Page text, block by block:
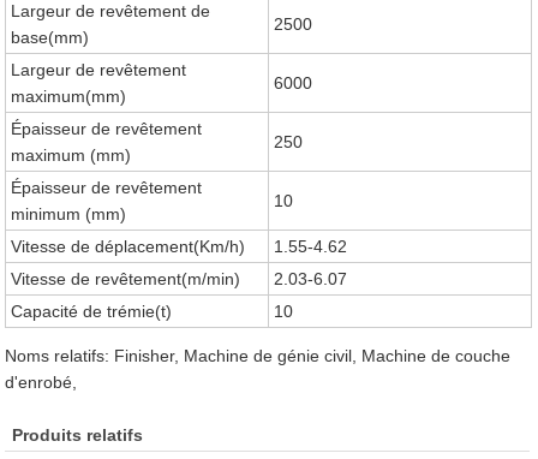
Largeur de revêtement de
base(mm)
2500
Largeur de revêtement
maximum(mm)
6000
Épaisseur de revêtement
maximum (mm)
250
Épaisseur de revêtement
minimum (mm)
10
Vitesse de déplacement(Km/h)
1.55-4.62
Vitesse de revêtement(m/min)
2.03-6.07
Capacité de trémie(t)
10
Noms relatifs: Finisher, Machine de génie civil, Machine de couche
d'enrobé,
Produits relatifs